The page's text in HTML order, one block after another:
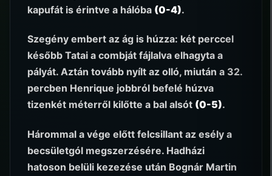
kapufát is érintve a hálóba (0-4).
Szegény embert az ág is húzza: két perccel
később Tatai a combját fájlalva elhagyta a
pályát. Aztán tovább nyílt az olló, miután a 32.
percben Henrique jobbról befelé húzva
tizenkét méterről kilőtte a bal alsót (0-5).
Hárommal a vége előtt felcsillant az esély a
becsületgól megszerzésére. Hadházi
hatoson belüli kezezése után Bognár Martin